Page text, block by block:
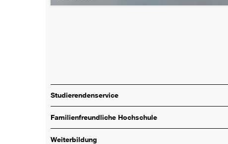
Studierendenservice
Familienfreundliche Hochschule
Weiterbildung